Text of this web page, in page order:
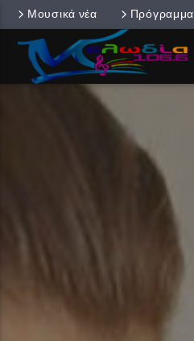
Μουσικά νέα Πρόγραμμα